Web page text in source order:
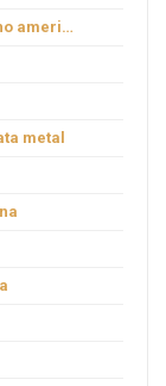
metal